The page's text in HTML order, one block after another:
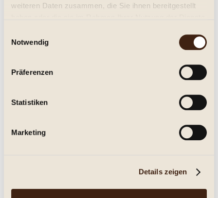
weiteren Daten zusammen, die Sie ihnen bereitgestellt
Notwendig
Präferenzen
Statistiken
Marketing
Details zeigen
Saint Clair Family Estate Sauvignon Blanc 2025